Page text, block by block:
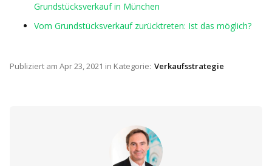
Grundstücksverkauf in München
Vom Grundstücksverkauf zurücktreten: Ist das möglich?
Publiziert am Apr 23, 2021 in Kategorie: Verkaufsstrategie